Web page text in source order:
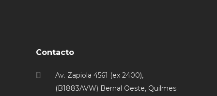
Contacto
Av. Zapiola 4561 (ex 2400),
(B1883AVW) Bernal Oeste, Quilmes